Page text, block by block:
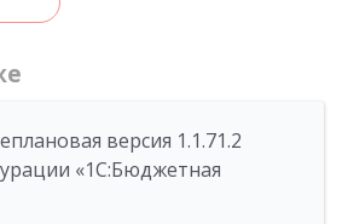
версия 1.1.71.2
«1C:Бюджетная